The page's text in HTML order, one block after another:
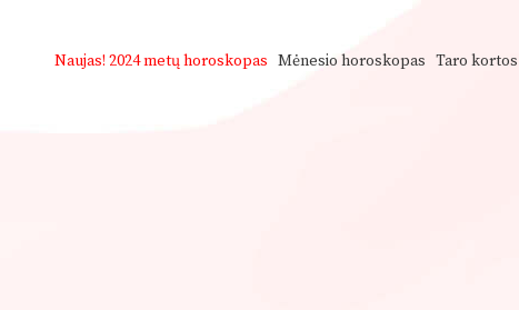
Naujas! 2024 metų horoskopas Mėnesio horoskopas Taro kortos